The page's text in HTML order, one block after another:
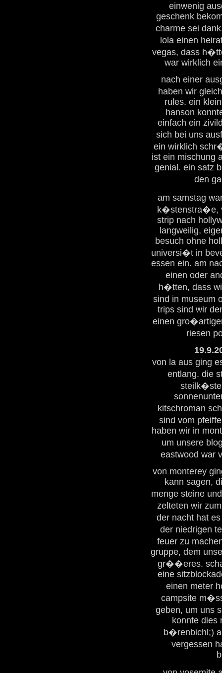
einwenig
geschenk
charme sei
lola einen
vegas, dass
war wirklich
nach einer
haben wir
rules. ein
hanson
einfach ein
sich bei uns
ein wirklich
ist ein mischung
genial. ein satz
den
am samstag
k�stenstra�e,
strip nach
langweilig,
besuch ohne
universi�t in
essen ein. am
einen oder
h�tten, dass
sind in museum
trips sind wir
einen
riesen
von la aus ging
entlang. die
kitschroman
sind vom
haben wir in
um unsere
eastwood war
von monterey
kann sagen,
menge steine
zelteten wir
der nacht hat
der niedrigen
feuer zu
gruppe, dem
gr��eres.
eine
einen meter
campsite
geben, um uns
konnte dies
b�renbichl;)
vergessen